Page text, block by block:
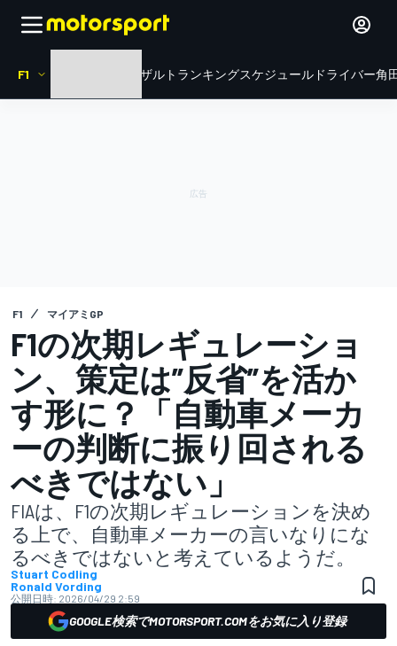
F1 リザルト ランキングスケジュール ドライバー角
F1 マイアミGP
F1の次期レギュレーショ
ン、策定は”反省”を活か
す形に？「自動車メーカ
ーの判断に振り回される
べきではない」
FIAは、F1の次期レギュレーションを決め
る上で、自動車メーカーの言いなりにな
るべきではないと考えているようだ。
Stuart Codling
Ronald Vording
公開日時: 2026/04/29 2:59
GOOGLE検索でMOTORSPORT.COMをお気に入り登録